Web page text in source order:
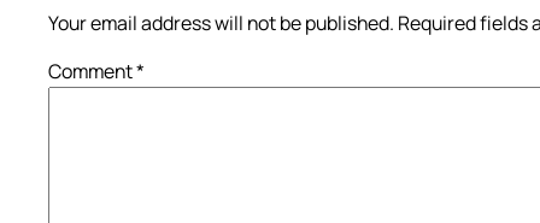
Your email address will not be published. Required fields
Comment*